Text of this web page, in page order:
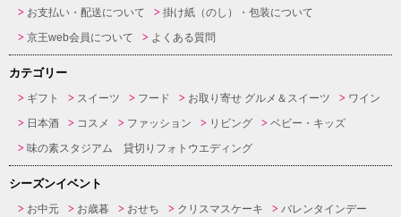
お支払い・配送について
掛け紙（のし）・包装について
京王web会員について
よくある質問
カテゴリー
ギフト スイーツ フード お取り寄せ グルメ＆スイーツ
ワイン
日本酒
コスメ ファッション リビング
ベビー・キッズ
味の素スタジアム 貸切りフォトウエディング
シーズンイベント
お中元 お歳暮 おせち クリスマスケーキ
バレンタインデー